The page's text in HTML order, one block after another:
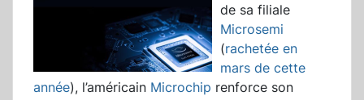
de sa filiale
Microsemi
(rachetée en
mars de cette
année), l’américain Microchip renforce son